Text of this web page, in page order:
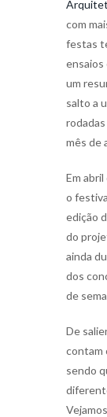
com
festas
ensaios
um
salto a
mês de
Em
o
edição
do
ainda
dos
de
De
contam
sendo